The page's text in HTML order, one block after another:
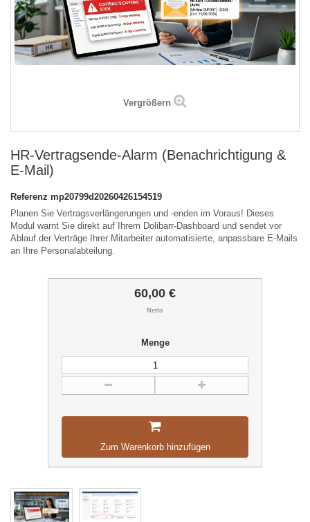
Vergrößern
HR-Vertragsende-Alarm (Benachrichtigung &
E-Mail)
Referenz mp20799d20260426154519
Planen Sie Vertragsverlängerungen und -enden im Voraus! Dieses
Modul warnt Sie direkt auf Ihrem Dolibarr-Dashboard und sendet vor
Ablauf der Verträge Ihrer Mitarbeiter automatisierte, anpassbare E-Mails
an Ihre Personalabteilung.
60,00 €
Netto
Menge
Zum Warenkorb hinzufügen